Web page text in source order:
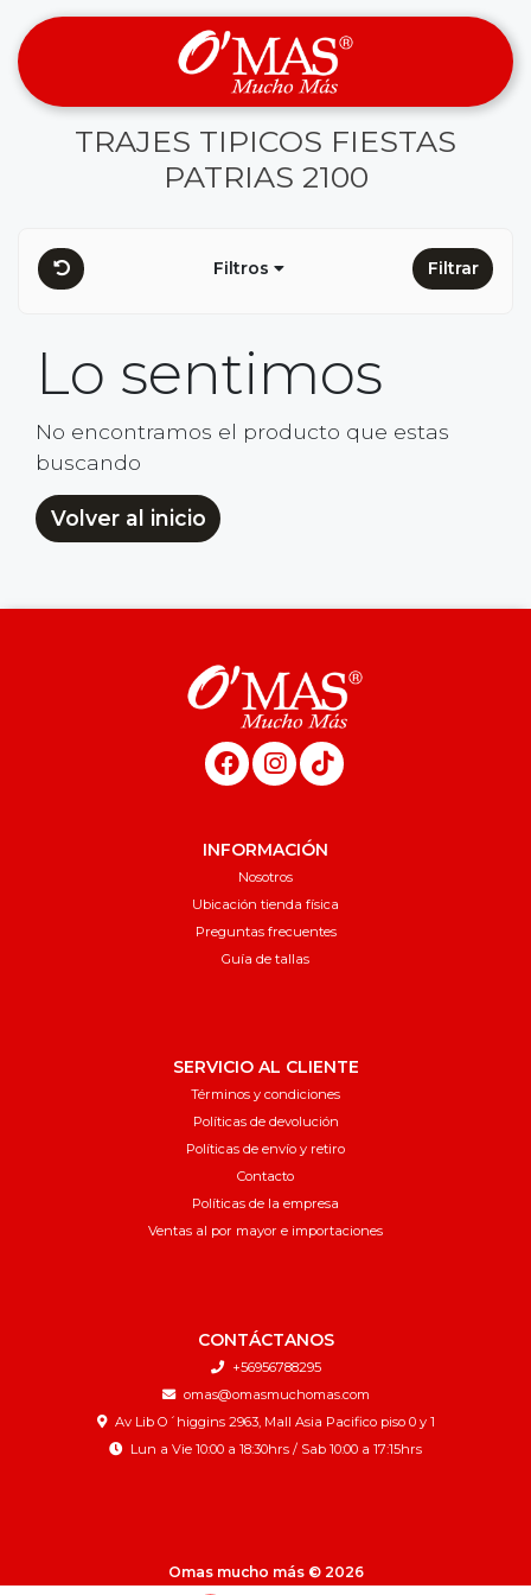
TRAJES TIPICOS FIESTAS
PATRIAS 2100
Filtros Filtrar
Lo sentimos
No encontramos el producto que estas
buscando
Volver al inicio
INFORMACIÓN
Nosotros
Ubicación tienda física
Preguntas frecuentes
Guía de tallas
SERVICIO AL CLIENTE
Términos y condiciones
Políticas de devolución
Políticas de envío y retiro
Contacto
Políticas de la empresa
Ventas al por mayor e importaciones
CONTÁCTANOS
+56956788295
omas@omasmuchomas.com
Av Lib O´higgins 2963, Mall Asia Pacifico piso 0 y 1
Lun a Vie 10:00 a 18:30hrs / Sab 10:00 a 17:15hrs
Omas mucho más © 2026